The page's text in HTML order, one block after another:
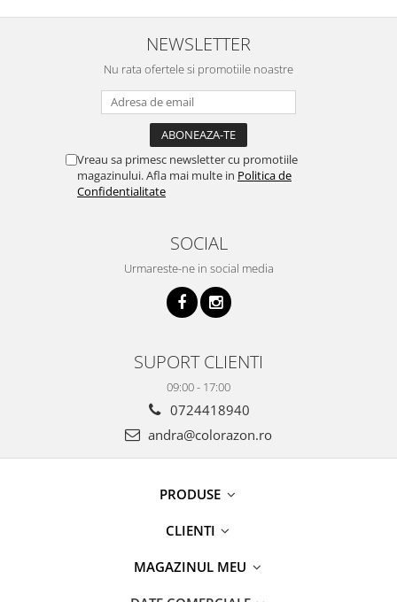
NEWSLETTER
Nu rata ofertele si promotiile noastre
Vreau sa primesc newsletter cu promotiile
magazinului. Afla mai multe in Politica de
Confidentialitate
SOCIAL
Urmareste-ne in social media
SUPORT CLIENTI
09:00 - 17:00
0724418940
andra@colorazon.ro
PRODUSE
CLIENTI
MAGAZINUL MEU